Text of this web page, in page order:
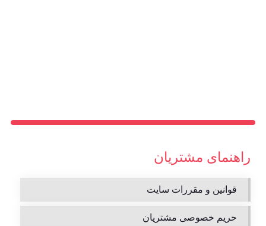
راهنمای مشتریان
قوانین و مقررات سایت
حریم خصوصی مشتریان